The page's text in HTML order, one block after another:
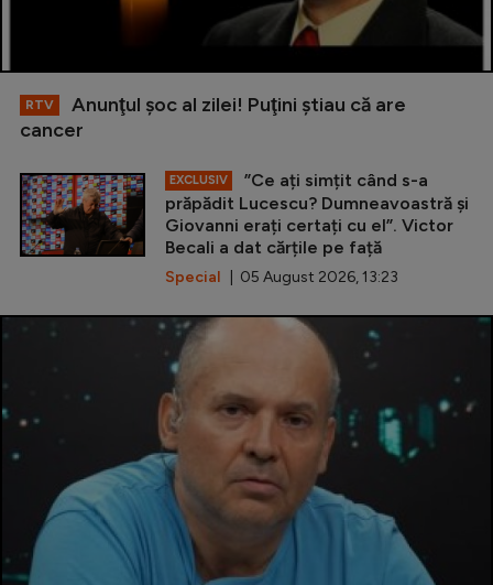
RTV
Anunţul şoc al zilei! Puţini ştiau că are
cancer
EXCLUSIV
”Ce ați simțit când s-a
prăpădit Lucescu? Dumneavoastră și
Giovanni erați certați cu el”. Victor
Becali a dat cărțile pe față
Special | 05 August 2026, 13:23